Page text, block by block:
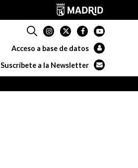
Acceso a base de datos
Suscríbete a la Newsletter